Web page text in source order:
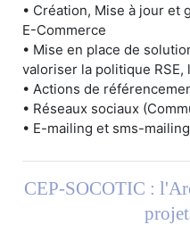
• Création, Mise à jour et
E-Commerce
• Mise en place de
valoriser la politique RSE,
• Actions de
• Réseaux sociaux
• E-mailing et sms-
CEP-SOCOTIC :